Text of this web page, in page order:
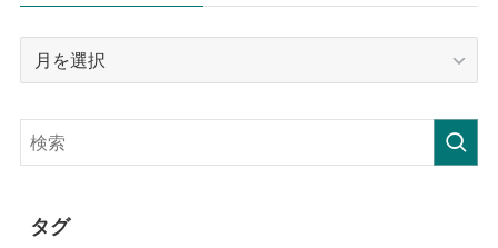
記
事
タグ